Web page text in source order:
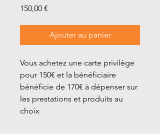
150,00 €
Ajouter au panier
Vous achetez une carte privilège
pour 150€ et la bénéficiaire
bénéficie de 170€ à dépenser sur
les prestations et produits au
choix